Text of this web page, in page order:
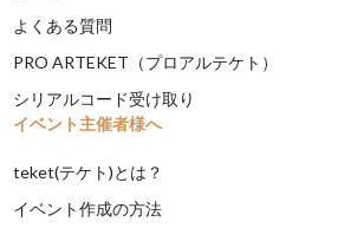
よくある質問
PRO ARTEKET（プロアルテケト）
シリアルコード受け取り
イベント主催者様へ
teket(テケト)とは？
イベント作成の方法